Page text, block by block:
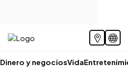
Dinero y negociosVida